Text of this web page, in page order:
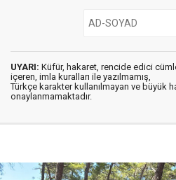
UYARI: Küfür, hakaret, rencide edici
içeren, imla kuralları ile yazılmamış,
Türkçe karakter kullanılmayan ve büyük
onaylanmamaktadır.